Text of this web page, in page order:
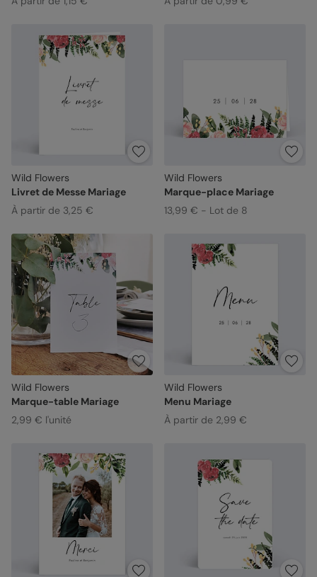
Wild Flowers
Livret de Messe Mariage
À partir de 3,25 €
Wild Flowers
Marque-place Mariage
13,99 € - Lot de 8
Wild Flowers
Marque-table Mariage
2,99 € l'unité
Wild Flowers
Menu Mariage
À partir de 2,99 €